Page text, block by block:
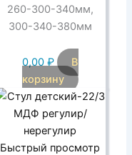
260-300-340мм,
300-340-380мм
0,00 ₽
В
корзину
Быстрый просмотр